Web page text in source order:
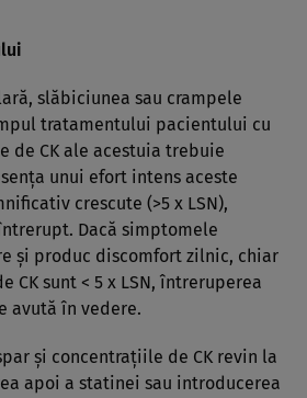
slăbiciunea sau crampele
tratamentului pacientului cu
de CK ale acestuia trebuie
unui efort intens aceste
crescute (>5 x LSN),
Dacă simptomele
şi produc discomfort zilnic, chiar
CK sunt < 5 x LSN, întreruperea
avută în vedere.
şi concentraţiile de CK revin la
apoi a statinei sau introducerea